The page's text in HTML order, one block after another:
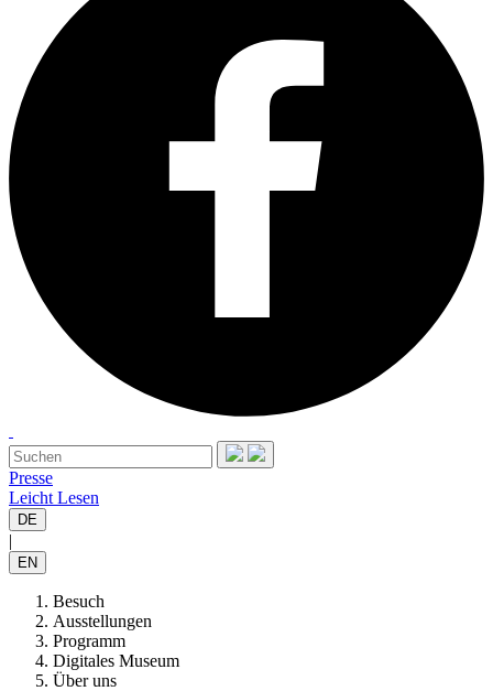
Presse
Leicht Lesen
DE
|
EN
Besuch
Ausstellungen
Programm
Digitales Museum
Über uns